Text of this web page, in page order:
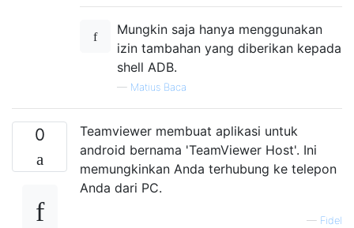
Mungkin saja hanya menggunakan
izin tambahan yang diberikan kepada
shell ADB.
— Matius Baca
0
Teamviewer membuat aplikasi untuk
android bernama 'TeamViewer Host'. Ini
memungkinkan Anda terhubung ke telepon
Anda dari PC.
— Fidel